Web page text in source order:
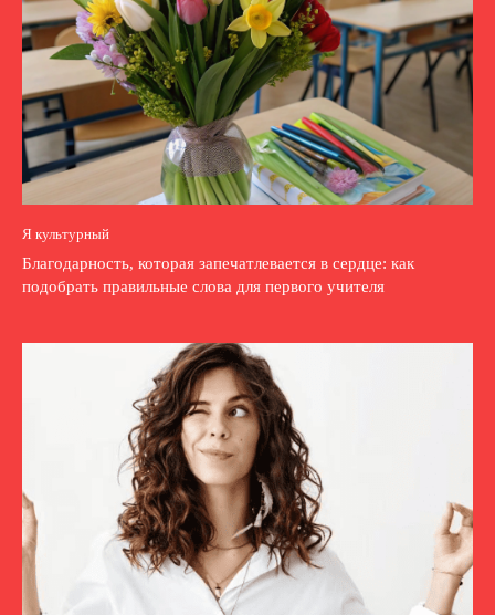
Я культурный
Благодарность, которая запечатлевается в сердце: как
подобрать правильные слова для первого учителя